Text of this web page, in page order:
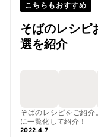
こちらもおすすめ
そばのレシピ
選を紹介
そばのレシピをご紹
に一覧化して紹介！
2022.4.7